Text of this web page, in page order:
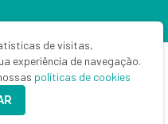
os direitos reservados.
de visitas,
experiência de navegação.
políticas de cookies